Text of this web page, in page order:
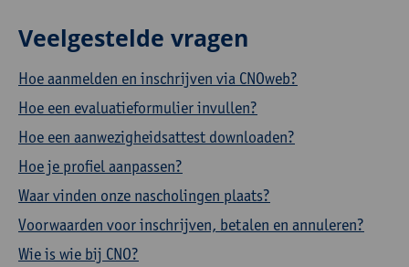
Veelgestelde vragen
Hoe aanmelden en inschrijven via CNOweb?
Hoe een evaluatieformulier invullen?
Hoe een aanwezigheidsattest downloaden?
Hoe je profiel aanpassen?
Waar vinden onze nascholingen plaats?
Voorwaarden voor inschrijven, betalen en annuleren?
Wie is wie bij CNO?